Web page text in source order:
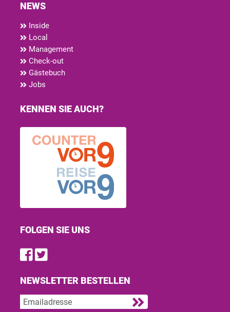
NEWS
Inside
Local
Management
Check-out
Gästebuch
Jobs
KENNEN SIE AUCH?
FOLGEN SIE UNS
Find us on Facebook
Follow us on Twitter
NEWSLETTER BESTELLEN